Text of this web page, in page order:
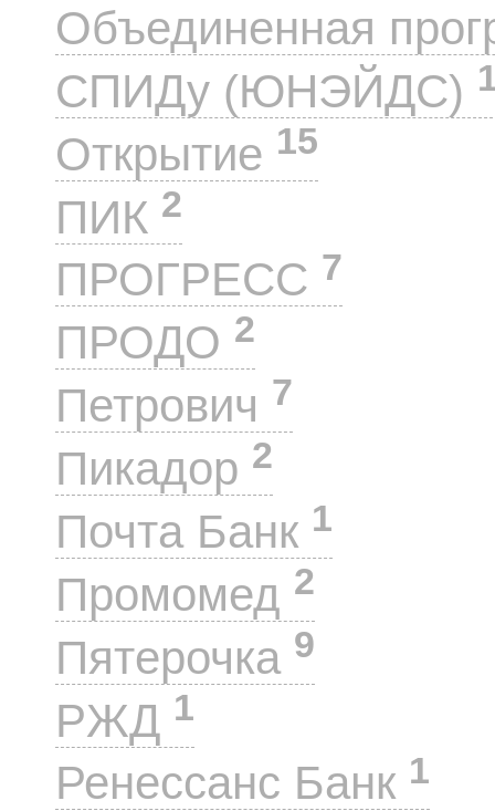
Объединенная
СПИДу (ЮНЭЙДС)
Открытие 15
ПИК 2
ПРОГРЕСС 7
ПРОДО 2
Петрович 7
Пикадор 2
Почта Банк 1
Промомед 2
Пятерочка 9
РЖД 1
Ренессанс Банк 1